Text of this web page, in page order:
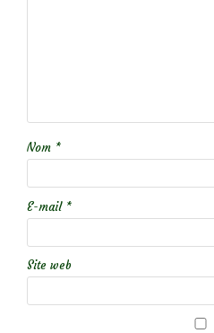
Nom *
E-mail *
Site web